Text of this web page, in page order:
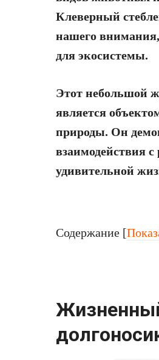
Клеверный
нашего
для экосистемы.
Этот небольшой
является
природы. Он
взаимодействия
удивительной
Содержание [